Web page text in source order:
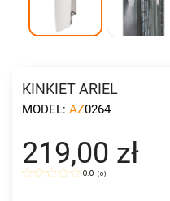
KINKIET ARIEL
MODEL: AZ0264
219,00 zł
0.0 (0)